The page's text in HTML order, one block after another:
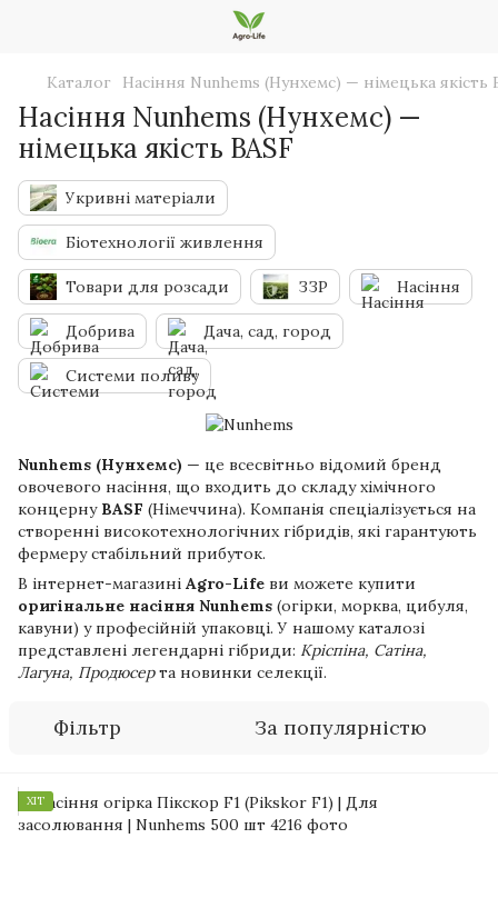
Каталог Насіння Nunhems (Нунхемс) — німецька якість
Насіння Nunhems (Нунхемс) —
німецька якість BASF
Укривні матеріали
Біотехнології живлення
Товари для розсади ЗЗР Насіння
Добрива Дача, сад, город
Системи поливу
Nunhems (Нунхемс) — це всесвітньо відомий бренд
овочевого насіння, що входить до складу хімічного
концерну BASF (Німеччина). Компанія спеціалізується на
створенні високотехнологічних гібридів, які гарантують
фермеру стабільний прибуток.
В інтернет-магазині Agro-Life ви можете купити
оригінальне насіння Nunhems (огірки, морква, цибуля,
кавуни) у професійній упаковці. У нашому каталозі
представлені легендарні гібриди: Кріспіна, Сатіна,
Лагуна, Продюсерта новинки селекції.
Фільтр За популярністю
ХІТ